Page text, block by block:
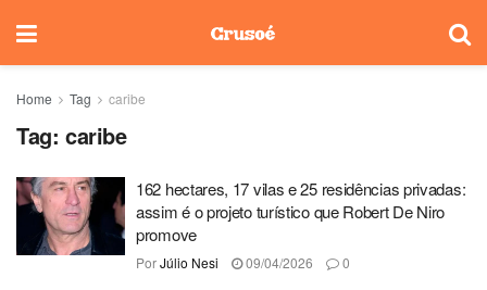
Home Tag caribe
Tag: caribe
162 hectares, 17 vilas e 25 residências privadas:
assim é o projeto turístico que Robert De Niro
promove
PorJúlio Nesi 09/04/2026 0